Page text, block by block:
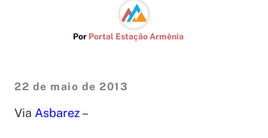
Por Portal Estação Armênia
22 de maio de 2013
Via Asbarez –